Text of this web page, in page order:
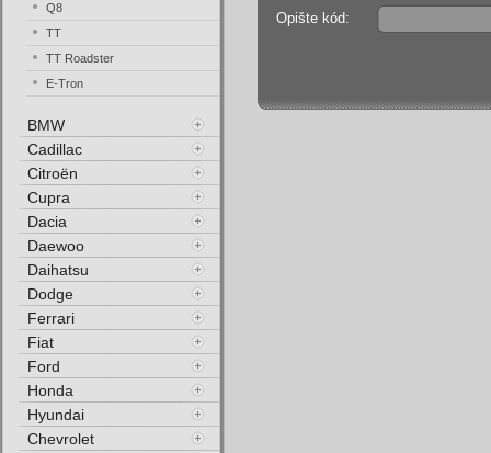
Opište kód:
Q8
TT
TT Roadster
E-Tron
BMW
Cadillac
Citroën
Cupra
Dacia
Daewoo
Daihatsu
Dodge
Ferrari
Fiat
Ford
Honda
Hyundai
Chevrolet